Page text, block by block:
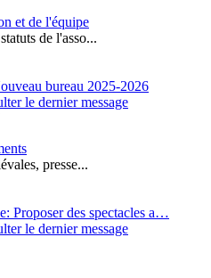
et de l'équipe
de l'asso...
bureau 2025-2026
le dernier message
presse...
Proposer des spectacles a…
le dernier message